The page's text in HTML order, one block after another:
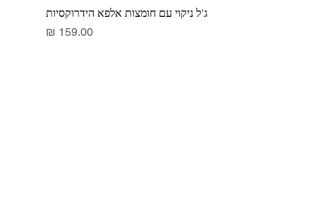
ג'ל ניקוי עם חומצות אלפא הידרוקסיות
מחיר